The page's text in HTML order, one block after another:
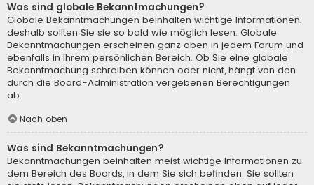
Was sind globale Bekanntmachungen?
Globale Bekanntmachungen beinhalten wichtige Informationen,
deshalb sollten Sie sie so bald wie möglich lesen. Globale
Bekanntmachungen erscheinen ganz oben in jedem Forum und
ebenfalls in Ihrem persönlichen Bereich. Ob Sie eine globale
Bekanntmachung schreiben können oder nicht, hängt von den
durch die Board-Administration vergebenen Berechtigungen
ab.
Nach oben
Was sind Bekanntmachungen?
Bekanntmachungen beinhalten meist wichtige Informationen zu
dem Bereich des Boards, in dem Sie sich befinden. Sie sollten